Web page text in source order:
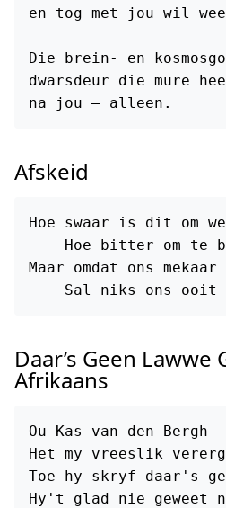
en tog met jou wil
Die brein- en
dwarsdeur die mure
Afskeid
Hoe swaar is dit om
Hoe bitter om te
Maar omdat ons
Daar’s Geen Lawwe
Afrikaans
Ou Kas van den Bergh
Het my vreeslik vererg
Toe hy skryf daar's
Hy't glad nie geweet